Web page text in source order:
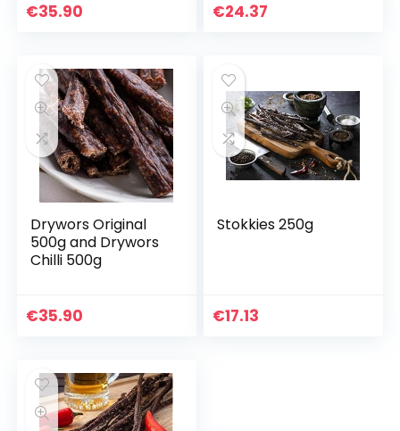
€35.90 €24.37
Drywors Original
500g and Drywors
Chilli 500g
€35.90
Stokkies 250g
€17.13